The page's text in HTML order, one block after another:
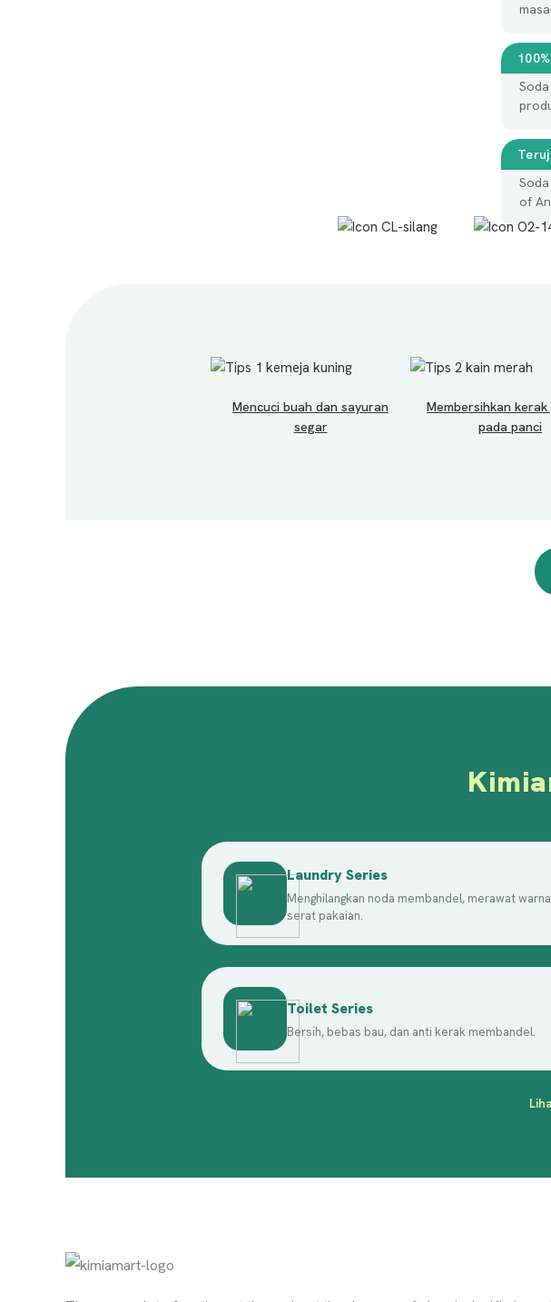
of
Mencuci buah dan sayuran
segar
Membersihkan kerak
pada panci
Laundry Series
Menghilangkan noda membandel, merawat
serat pakaian.
Toilet Series
Bersih, bebas bau, dan anti kerak membandel.